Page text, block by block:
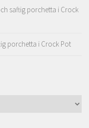
saftig porchetta i Crock
porchetta i Crock Pot